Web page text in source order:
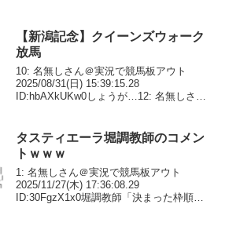
【新潟記念】クイーンズウォーク
放馬
10: 名無しさん＠実況で競馬板アウト
2025/08/31(日) 15:39:15.28
ID:hbAXkUKw0しょうが…12: 名無しさん
タスティエーラ堀調教師のコメン
トｗｗｗ
1: 名無しさん＠実況で競馬板アウト
2025/11/27(木) 17:36:08.29
ID:30FgzX1x0堀調教師「決まった枠順も